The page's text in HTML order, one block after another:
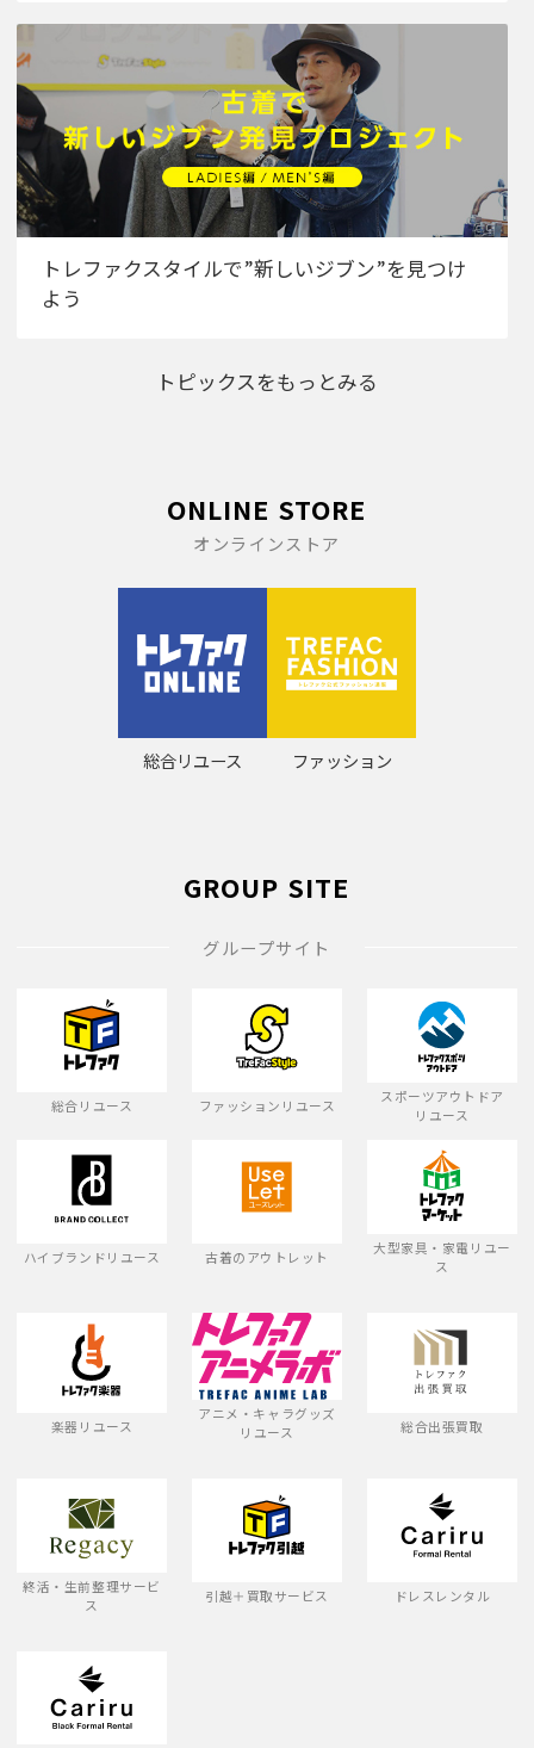
トレファクスタイルで”新しいジブン”を見つけ
よう
トピックスをもっとみる
ONLINE STORE
オンラインストア
総合リユース ファッション
GROUP SITE
グループサイト
総合リユース ファッションリユース
スポーツアウトドア
リユース
ハイブランドリユース 古着のアウトレット
大型家具・家電リユー
ス
楽器リユース
アニメ・キャラグッズ
リユース
総合出張買取
終活・生前整理サービ
ス
引越＋買取サービス ドレスレンタル